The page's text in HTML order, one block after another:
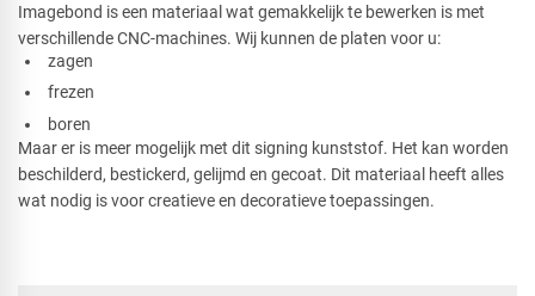
Imagebond is een materiaal wat gemakkelijk te bewerken is met
verschillende CNC-machines. Wij kunnen de platen voor u:
zagen
frezen
boren
Maar er is meer mogelijk met dit signing kunststof. Het kan worden
beschilderd, bestickerd, gelijmd en gecoat. Dit materiaal heeft alles
wat nodig is voor creatieve en decoratieve toepassingen.